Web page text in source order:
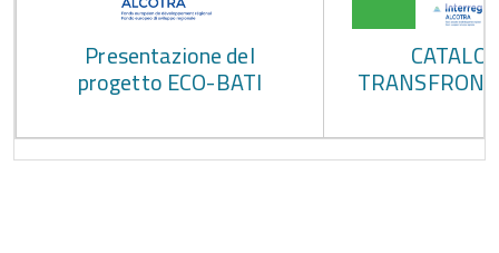
Presentazione del
progetto ECO-BATI